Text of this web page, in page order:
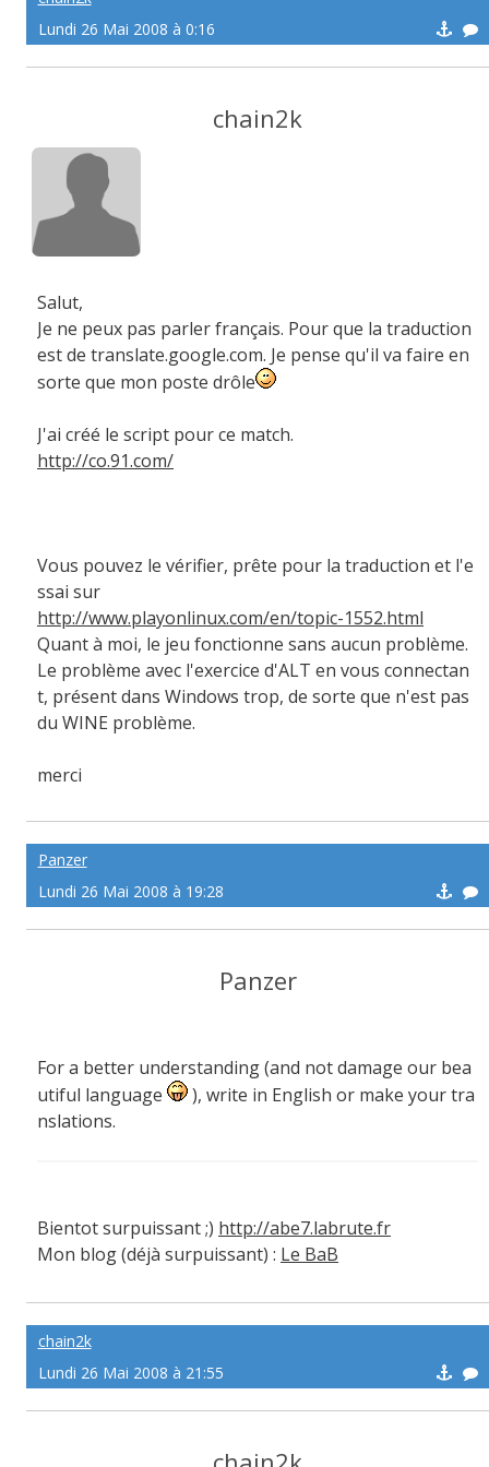
Lundi 26 Mai 2008 à 0:16
chain2k
Salut,
Je ne peux pas parler français. Pour que la traduction
est de translate.google.com. Je pense qu'il va faire en
sorte que mon poste drôle
J'ai créé le script pour ce match.
http://co.91.com/
Vous pouvez le vérifier, prête pour la traduction et l'e
ssai sur
http://www.playonlinux.com/en/topic-1552.html
Quant à moi, le jeu fonctionne sans aucun problème.
Le problème avec l'exercice d'ALT en vous connectan
t, présent dans Windows trop, de sorte que n'est pas
du WINE problème.
merci
Panzer
Lundi 26 Mai 2008 à 19:28
Panzer
For a better understanding (and not damage our bea
utiful language
), write in English or make your tra
nslations.
Bientot surpuissant ;) http://abe7.labrute.fr
Mon blog (déjà surpuissant) : Le BaB
chain2k
Lundi 26 Mai 2008 à 21:55